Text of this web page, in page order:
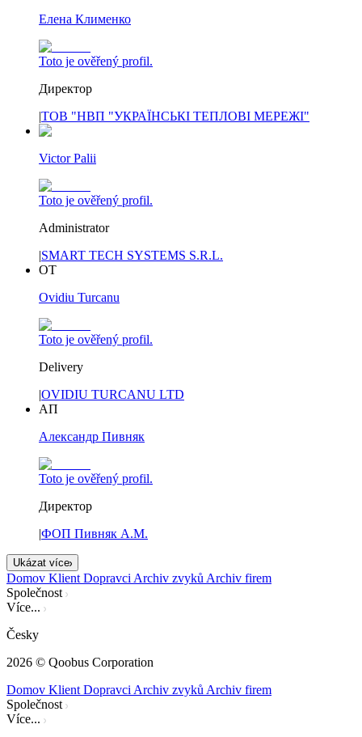
Елена Клименко
Toto je ověřený profil.
Директор
|ТОВ "НВП "УКРАЇНСЬКІ ТЕПЛОВІ МЕРЕЖІ"
Victor Palii
Toto je ověřený profil.
Administrator
|SMART TECH SYSTEMS S.R.L.
OT
Ovidiu Turcanu
Toto je ověřený profil.
Delivery
|OVIDIU TURCANU LTD
АП
Александр Пивняк
Toto je ověřený profil.
Директор
|ФОП Пивняк А.М.
Ukázat více
Domov Klient Dopravci Archiv zvyků Archiv firem
Společnost
Více...
Česky
2026 © Qoobus Corporation
Domov Klient Dopravci Archiv zvyků Archiv firem
Společnost
Více...